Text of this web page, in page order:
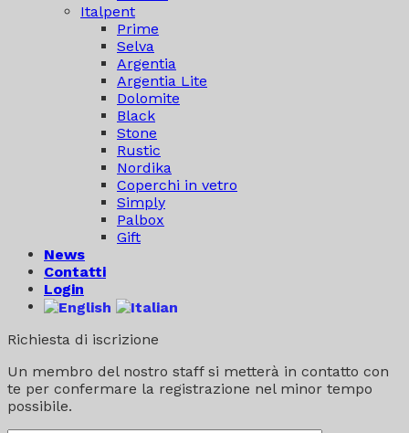
Italpent
Prime
Selva
Argentia
Argentia Lite
Dolomite
Black
Stone
Rustic
Nordika
Coperchi in vetro
Simply
Palbox
Gift
News
Contatti
Login
Richiesta di iscrizione
Un membro del nostro staff si metterà in contatto con
te per confermare la registrazione nel minor tempo
possibile.